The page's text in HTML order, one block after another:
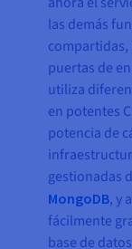
las demás
compartidas,
puertas de
utiliza
en potentes
potencia de
gestionadas
MongoDB, y
fácilmente
base de